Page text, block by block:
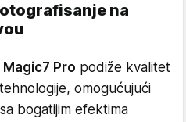
na
Magic7 Pro podiže kvalitet
omogućujući
bogatijim efektima